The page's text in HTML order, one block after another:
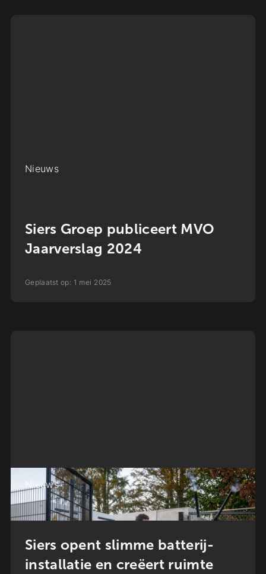
Nieuws
Siers Groep publiceert MVO
Jaarverslag 2024
Geplaatst op: 1 mei 2025
Nieuws
Siers opent slimme batterij-
installatie en creëert ruimte